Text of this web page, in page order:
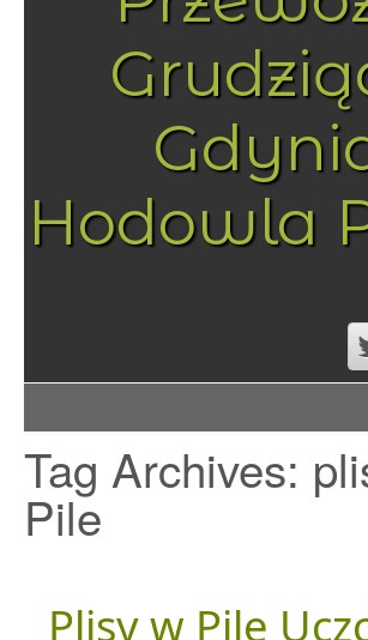
Hodowla
PRZYKŁADOWA STRONA
STRONA GŁÓWNA
Tag Archives:
Pile
Plisy w Pile